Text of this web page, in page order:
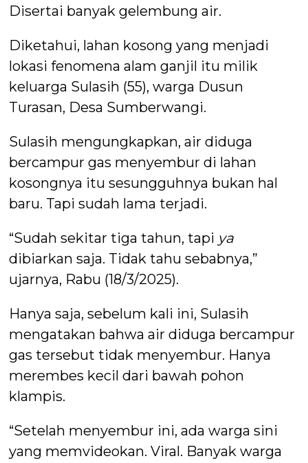
Disertai banyak gelembung air.
Diketahui, lahan kosong yang menjadi
lokasi fenomena alam ganjil itu milik
keluarga Sulasih (55), warga Dusun
Turasan, Desa Sumberwangi.
Sulasih mengungkapkan, air diduga
bercampur gas menyembur di lahan
kosongnya itu sesungguhnya bukan hal
baru. Tapi sudah lama terjadi.
“Sudah sekitar tiga tahun, tapi ya
dibiarkan saja. Tidak tahu sebabnya,”
ujarnya, Rabu (18/3/2025).
Hanya saja, sebelum kali ini, Sulasih
mengatakan bahwa air diduga bercampur
gas tersebut tidak menyembur. Hanya
merembes kecil dari bawah pohon
klampis.
“Setelah menyembur ini, ada warga sini
yang memvideokan. Viral. Banyak warga